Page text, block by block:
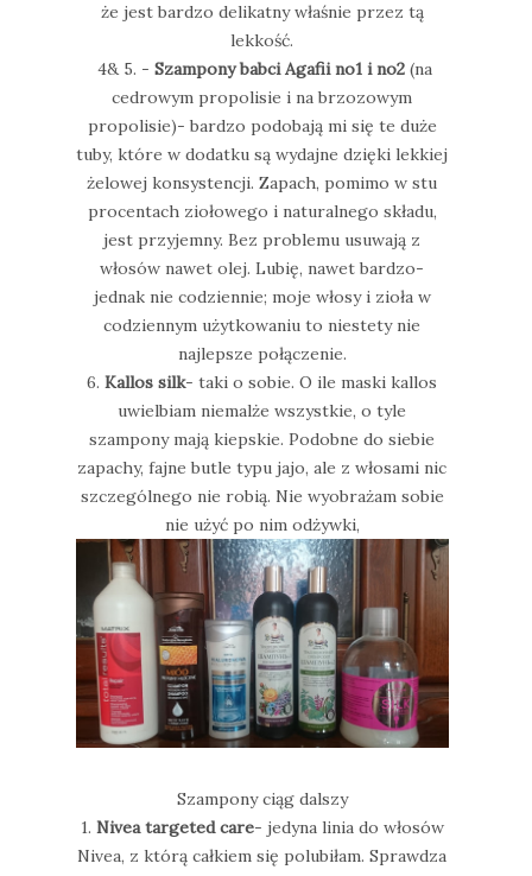
że jest bardzo delikatny właśnie przez tą
lekkość.
4& 5. - Szampony babci Agafii no1 i no2(na
cedrowym propolisie i na brzozowym
propolisie)- bardzo podobają mi się te duże
tuby, które w dodatku są wydajne dzięki lekkiej
żelowej konsystencji. Zapach, pomimo w stu
procentach ziołowego i naturalnego składu,
jest przyjemny. Bez problemu usuwają z
włosów nawet olej. Lubię, nawet bardzo-
jednak nie codziennie; moje włosy i zioła w
codziennym użytkowaniu to niestety nie
najlepsze połączenie.
6.Kallos silk- taki o sobie. O ile maski kallos
uwielbiam niemalże wszystkie, o tyle
szampony mają kiepskie. Podobne do siebie
zapachy, fajne butle typu jajo, ale z włosami nic
szczególnego nie robią. Nie wyobrażam sobie
nie użyć po nim odżywki,
Szampony ciąg dalszy
1. Nivea targeted care- jedyna linia do włosów
Nivea, z którą całkiem się polubiłam. Sprawdza